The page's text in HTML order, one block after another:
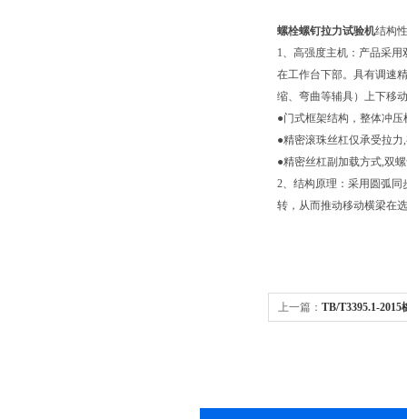
螺栓螺钉拉力试验机结构
1、高强度主机：产品采
在工作台下部。具有调速
缩、弯曲等辅具）上下移
●门式框架结构，整体冲
●精密滚珠丝杠仅承受拉
●精密丝杠副加载方式,双
2、结构原理：采用圆弧
转，从而推动移动横梁在
上一篇： TB/T3395.1-